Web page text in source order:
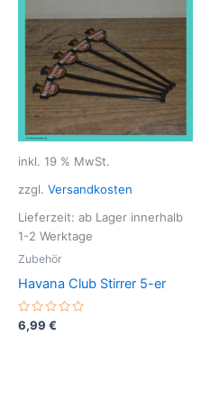
inkl. 19 % MwSt.
zzgl. Versandkosten
Lieferzeit: ab Lager innerhalb
1-2 Werktage
Zubehör
Havana Club Stirrer 5-er
B
e
6,99 €